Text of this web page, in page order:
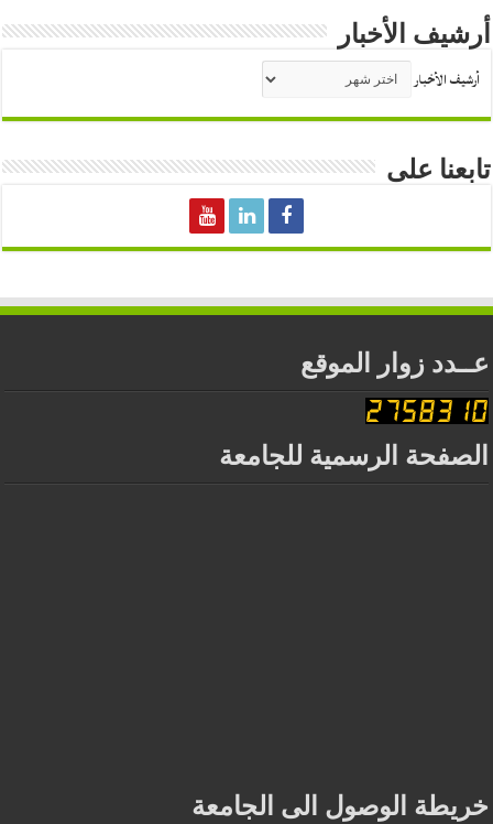
أرشيف الأخبار
أرشيف الأخبار
تابعنا على
عــدد زوار الموقع
الصفحة الرسمية للجامعة
خريطة الوصول الى الجامعة